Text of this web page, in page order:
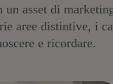
un asset di
aree distintive, i
e ricordare.